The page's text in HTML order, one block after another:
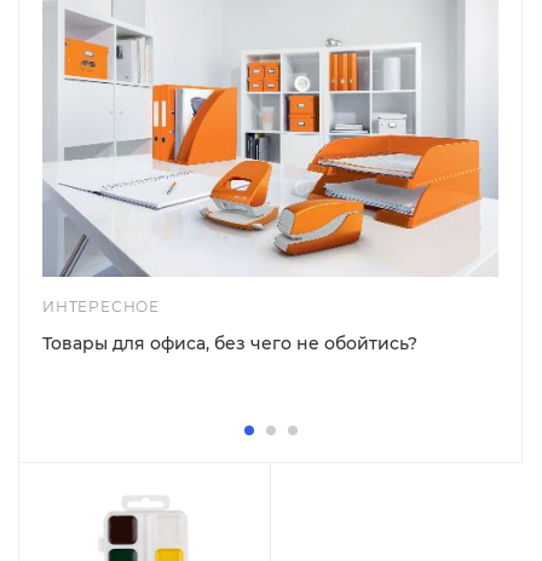
ИНТЕРЕСНОЕ
Товары для офиса, без чего не обойтись?